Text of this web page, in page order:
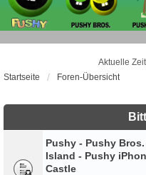
Aktuelle
Startseite
Foren-Übersicht
Pushy - Pushy
Island - Pushy
Castle